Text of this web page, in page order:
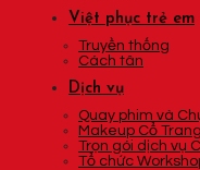
Việt phục trẻ em
Truyền thống
Cách tân
Dịch vụ
Quay phim và
Makeup Cổ
Trọn gói dịch vụ
Tổ chức